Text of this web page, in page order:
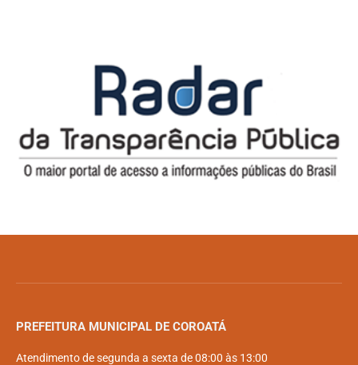
PREFEITURA MUNICIPAL DE COROATÁ
Atendimento de segunda a sexta de 08:00 às 13:00